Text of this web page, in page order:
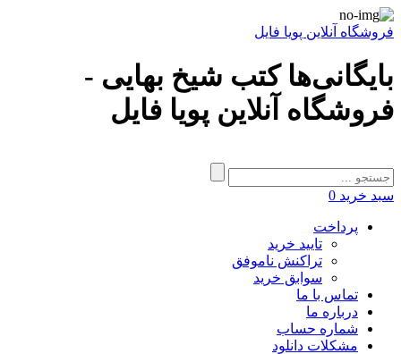
فروشگاه آنلاین پویا فایل
بایگانی‌ها کتب شیخ بهایی -
فروشگاه آنلاین پویا فایل
سبد خرید 0
پرداخت
تایید خرید
تراکنش ناموفق
سوابق خرید
تماس با ما
درباره ما
شماره حساب
مشکلات دانلود